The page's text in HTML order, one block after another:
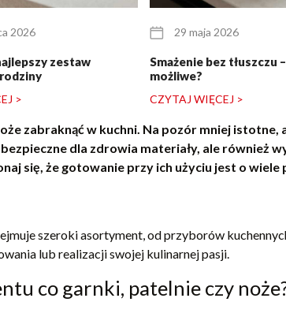
2026
zestaw
>
29 maja 2026
Smażenie bez tłuszczu
możliwe?
CZYTAJ WIĘCEJ >
zabraknąć w kuchni. Na pozór mniej istotne,
dla zdrowia materiały, ale również
się, że gotowanie przy ich użyciu jest o wiele
szeroki asortyment, od przyborów
lub realizacji swojej kulinarnej pasji.
co garnki, patelnie czy